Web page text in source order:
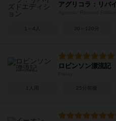
アグリコラ：リバ
1～4人 30～120分
ロビンソン漂流記
1人用 25分前後